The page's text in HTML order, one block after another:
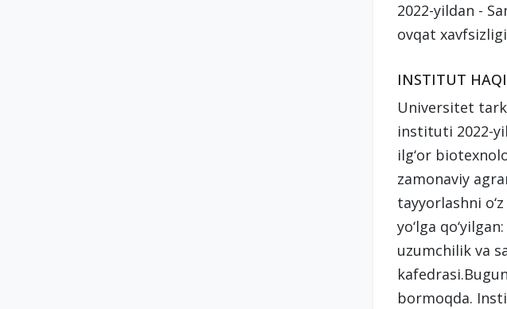
2022-yildan -
ovqat
INSTITUT
Universitet
instituti 2022-
ilg‘or
zamonaviy
tayyorlashni
yo‘lga
uzumchilik va
bormoqda.